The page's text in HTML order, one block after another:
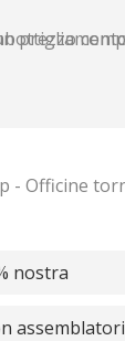
nostra
assemblatori